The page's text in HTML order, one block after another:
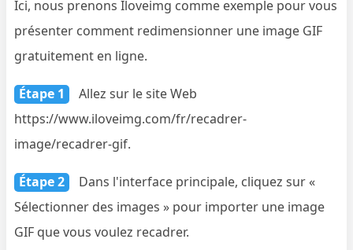
Ici, nous prenons Iloveimg comme exemple pour vous
présenter comment redimensionner une image GIF
gratuitement en ligne.
Étape 1
Allez sur le site Web
https://www.iloveimg.com/fr/recadrer-
image/recadrer-gif.
Étape 2
Dans l'interface principale, cliquez sur «
Sélectionner des images » pour importer une image
GIF que vous voulez recadrer.